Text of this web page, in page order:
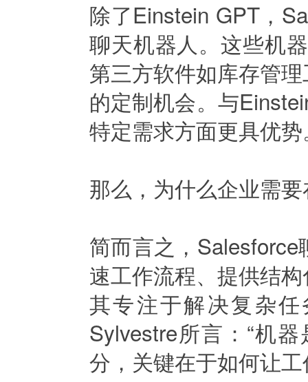
除了Einstein GPT，
聊天机器人。这些机
第三方软件如库存管
的定制机会。与
特定需求方面更具优
那么，为什么企业需
简而言之，
速工作流程、提供结
其专注于解决复杂
Sylvestre所言：“机
分，关键在于如何让